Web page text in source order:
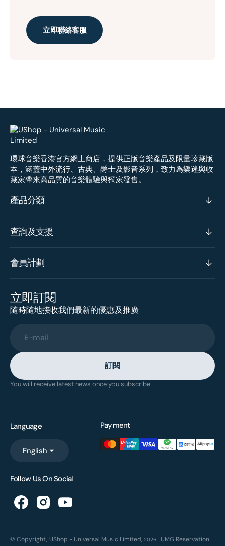
立即聯絡客服
環球音樂香港官方網上商店，提供正版音樂產品及限量珍藏版
本，涵蓋中外流行、古典、爵士及影音系列，致力為樂迷與收
藏家帶來高品質的音樂體驗與獨家發售。
產品分類
查詢及支援
會員計劃
立即訂閱
隨時隨地接收我們最新的優惠及推廣
E-mail
訂閱
You will receive latest news once you subscribe
Language
English
Payment
Follow Us On Social
© Copyright, UShop - Universal Music Limited, 2026 UMG Reservation